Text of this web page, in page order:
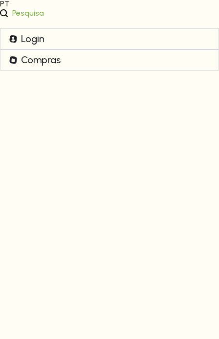
PT
Pesquisa
Login
Compras